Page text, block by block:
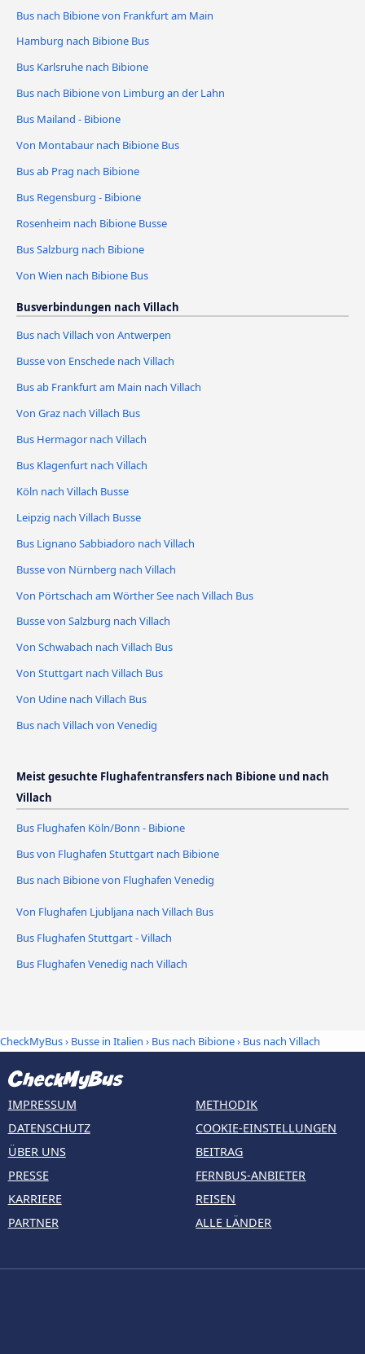
Bus nach Bibione von Frankfurt am Main
Hamburg nach Bibione Bus
Bus Karlsruhe nach Bibione
Bus nach Bibione von Limburg an der Lahn
Bus Mailand - Bibione
Von Montabaur nach Bibione Bus
Bus ab Prag nach Bibione
Bus Regensburg - Bibione
Rosenheim nach Bibione Busse
Bus Salzburg nach Bibione
Von Wien nach Bibione Bus
Busverbindungen nach Villach
Bus nach Villach von Antwerpen
Busse von Enschede nach Villach
Bus ab Frankfurt am Main nach Villach
Von Graz nach Villach Bus
Bus Hermagor nach Villach
Bus Klagenfurt nach Villach
Köln nach Villach Busse
Leipzig nach Villach Busse
Bus Lignano Sabbiadoro nach Villach
Busse von Nürnberg nach Villach
Von Pörtschach am Wörther See nach Villach Bus
Busse von Salzburg nach Villach
Von Schwabach nach Villach Bus
Von Stuttgart nach Villach Bus
Von Udine nach Villach Bus
Bus nach Villach von Venedig
Meist gesuchte Flughafentransfers nach Bibione und nach
Villach
Bus Flughafen Köln/Bonn - Bibione
Bus von Flughafen Stuttgart nach Bibione
Bus nach Bibione von Flughafen Venedig
Von Flughafen Ljubljana nach Villach Bus
Bus Flughafen Stuttgart - Villach
Bus Flughafen Venedig nach Villach
CheckMyBus› Busse in Italien › Bus nach Bibione› Bus nach Villach
IMPRESSUM
DATENSCHUTZ
ÜBER UNS
PRESSE
KARRIERE
PARTNER
METHODIK
COOKIE-EINSTELLUNGEN
BEITRAG
FERNBUS-ANBIETER
REISEN
ALLE LÄNDER